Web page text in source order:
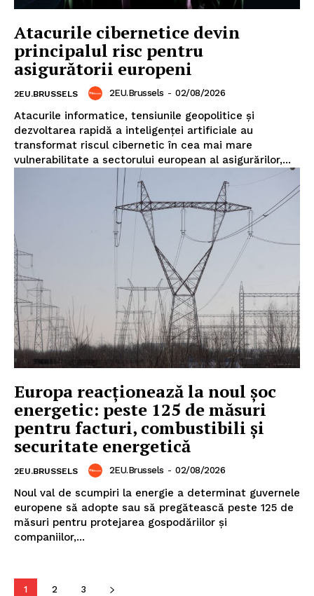
Un proiect
FREEDOM HOUSE ROMÂNIA
PRESShub
Despre noi / Echipa
Proiecte editoriale
Rețea
Contact
Atacurile cibernetice devin
principalul risc pentru
asigurătorii europeni
2EU.BRUSSELS 2EU.Brussels - 02/08/2026
Atacurile informatice, tensiunile geopolitice și
dezvoltarea rapidă a inteligenței artificiale au
transformat riscul cibernetic în cea mai mare
vulnerabilitate a sectorului european al asigurărilor,...
Europa reacționează la noul șoc
energetic: peste 125 de măsuri
pentru facturi, combustibili și
securitate energetică
2EU.BRUSSELS 2EU.Brussels - 02/08/2026
Noul val de scumpiri la energie a determinat guvernele
europene să adopte sau să pregătească peste 125 de
măsuri pentru protejarea gospodăriilor și
companiilor,...
1 2 3